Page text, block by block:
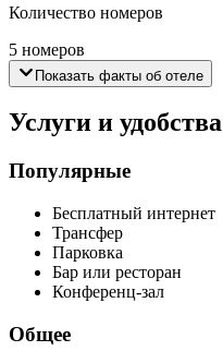
Количество номеров
5 номеров
Показать факты об отеле
Услуги и удобства
Популярные
Бесплатный интернет
Трансфер
Парковка
Бар или ресторан
Конференц-зал
Общее